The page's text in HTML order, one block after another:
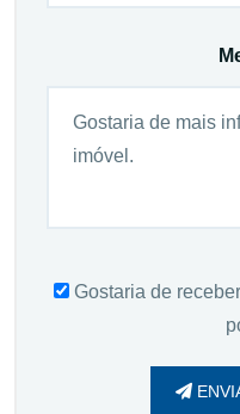
Gostaria de